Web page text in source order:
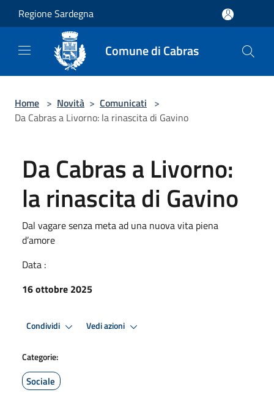
Salta al contenuto principale
Regione Sardegna
Comune di Cabras
Home > Novità > Comunicati >
Da Cabras a Livorno: la rinascita di Gavino
Da Cabras a Livorno:
la rinascita di Gavino
Dal vagare senza meta ad una nuova vita piena
d’amore
Data :
16 ottobre 2025
Condividi Vedi azioni
Categorie:
Sociale